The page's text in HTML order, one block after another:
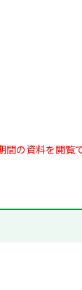
間の資料を閲覧